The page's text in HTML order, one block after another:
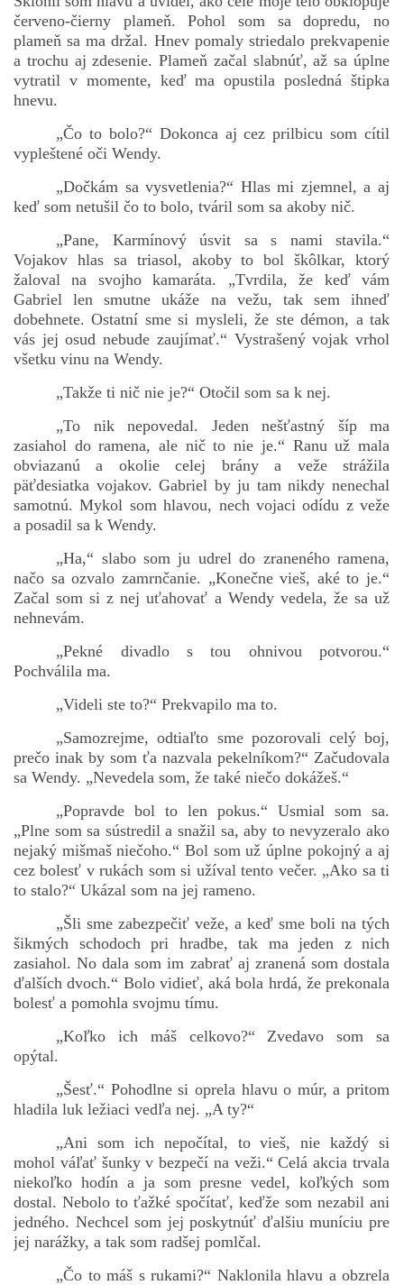
červeno-čierny plameň. Pohol som sa dopredu, no
plameň sa ma držal. Hnev pomaly striedalo prekvapenie
a trochu aj zdesenie. Plameň začal slabnúť, až sa úplne
vytratil v momente, keď ma opustila posledná štipka
hnevu.
„Čo to bolo?“ Dokonca aj cez prilbicu som cítil
vypleštené oči Wendy.
„Dočkám sa vysvetlenia?“ Hlas mi zjemnel, a aj
keď som netušil čo to bolo, tváril som sa akoby nič.
„Pane, Karmínový úsvit sa s nami stavila.“
Vojakov hlas sa triasol, akoby to bol škôlkar, ktorý
žaloval na svojho kamaráta. „Tvrdila, že keď vám
Gabriel len smutne ukáže na vežu, tak sem ihneď
dobehnete. Ostatní sme si mysleli, že ste démon, a tak
vás jej osud nebude zaujímať.“ Vystrašený vojak vrhol
všetku vinu na Wendy.
„Takže ti nič nie je?“ Otočil som sa k nej.
„To nik nepovedal. Jeden nešťastný šíp ma
zasiahol do ramena, ale nič to nie je.“ Ranu už mala
obviazanú a okolie celej brány a veže strážila
päťdesiatka vojakov. Gabriel by ju tam nikdy nenechal
samotnú. Mykol som hlavou, nech vojaci odídu z veže
a posadil sa k Wendy.
„Ha,“ slabo som ju udrel do zraneného ramena,
načo sa ozvalo zamrnčanie. „Konečne vieš, aké to je.“
Začal som si z nej uťahovať a Wendy vedela, že sa už
nehnevám.
„Pekné divadlo s tou ohnivou potvorou.“
Pochválila ma.
„Videli ste to?“ Prekvapilo ma to.
„Samozrejme, odtiaľto sme pozorovali celý boj,
prečo inak by som ťa nazvala pekelníkom?“ Začudovala
sa Wendy. „Nevedela som, že také niečo dokážeš.“
„Popravde bol to len pokus.“ Usmial som sa.
„Plne som sa sústredil a snažil sa, aby to nevyzeralo ako
nejaký mišmaš niečoho.“ Bol som už úplne pokojný a aj
cez bolesť v rukách som si užíval tento večer. „Ako sa ti
to stalo?“ Ukázal som na jej rameno.
„Šli sme zabezpečiť veže, a keď sme boli na tých
šikmých schodoch pri hradbe, tak ma jeden z nich
zasiahol. No dala som im zabrať aj zranená som dostala
ďalších dvoch.“ Bolo vidieť, aká bola hrdá, že prekonala
bolesť a pomohla svojmu tímu.
„Koľko ich máš celkovo?“ Zvedavo som sa
opýtal.
„Šesť.“ Pohodlne si oprela hlavu o múr, a pritom
hladila luk ležiaci vedľa nej. „A ty?“
„Ani som ich nepočítal, to vieš, nie každý si
mohol váľať šunky v bezpečí na veži.“ Celá akcia trvala
niekoľko hodín a ja som presne vedel, koľkých som
dostal. Nebolo to ťažké spočítať, keďže som nezabil ani
jedného. Nechcel som jej poskytnúť ďalšiu muníciu pre
jej narážky, a tak som radšej pomlčal.
„Čo to máš s rukami?“ Naklonila hlavu a obzrela